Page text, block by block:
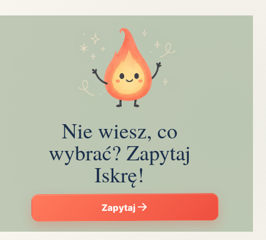
Nie wiesz, co
wybrać? Zapytaj
Iskrę!
Zapytaj